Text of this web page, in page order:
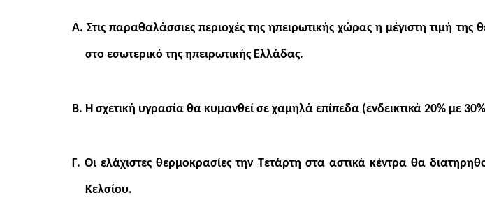
Α. Στις παραθαλάσσιες περιοχές της ηπειρωτικής χώρας η μέγιστη τιμή
στο εσωτερικό της ηπειρωτικής Ελλάδας.
Β. Η σχετική υγρασία θα κυμανθεί σε χαμηλά επίπεδα (ενδεικτικά 20% με
Γ. Οι ελάχιστες θερμοκρασίες την Τετάρτη στα αστικά κέντρα θα
Κελσίου.